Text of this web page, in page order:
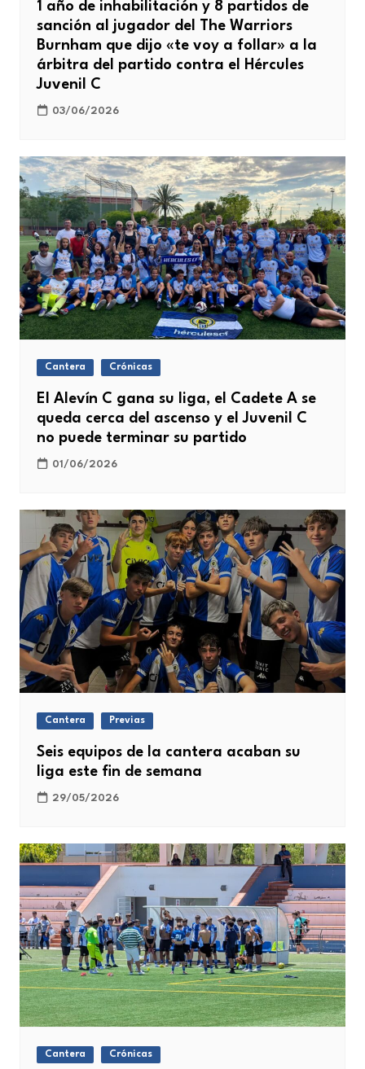
1 año de inhabilitación y 8 partidos de
sanción al jugador del The Warriors
Burnham que dijo «te voy a follar» a la
árbitra del partido contra el Hércules
Juvenil C
03/06/2026
Cantera Crónicas
El Alevín C gana su liga, el Cadete A se
queda cerca del ascenso y el Juvenil C
no puede terminar su partido
01/06/2026
Cantera Previas
Seis equipos de la cantera acaban su
liga este fin de semana
29/05/2026
Cantera Crónicas